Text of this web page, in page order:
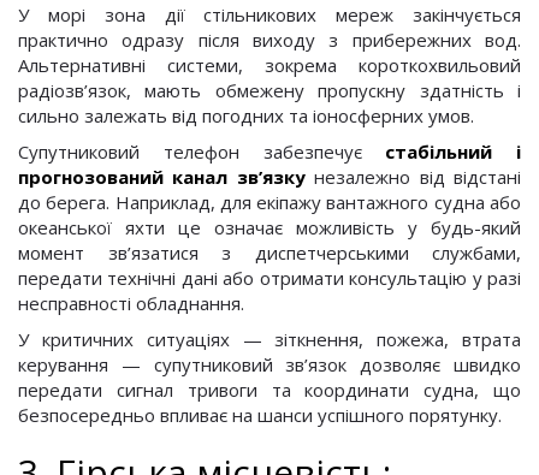
У морі зона дії стільникових мереж закінчується
практично одразу після виходу з прибережних вод.
Альтернативні системи, зокрема короткохвильовий
радіозв’язок, мають обмежену пропускну здатність і
сильно залежать від погодних та іоносферних умов.
Супутниковий телефон забезпечує стабільний і
прогнозований канал зв’язкунезалежно від відстані
до берега. Наприклад, для екіпажу вантажного судна або
океанської яхти це означає можливість у будь-який
момент зв’язатися з диспетчерськими службами,
передати технічні дані або отримати консультацію у разі
несправності обладнання.
У критичних ситуаціях — зіткнення, пожежа, втрата
керування — супутниковий зв’язок дозволяє швидко
передати сигнал тривоги та координати судна, що
безпосередньо впливає на шанси успішного порятунку.